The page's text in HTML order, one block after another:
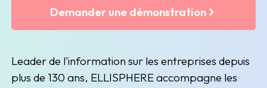
Demander une démonstration
Leader de l'information sur les entreprises depuis
plus de 130 ans, ELLISPHERE accompagne les